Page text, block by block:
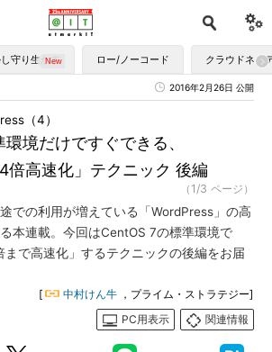
守り生かす ロー/ノーコード クラウドネイ
2016年2月26日 公開
境だけですぐできる、
倍高速化」テクニック 後編
（4）
（1/3 ページ）
での利用が増えている「WordPress」の高
本連載。今回はCentOS 7の標準環境で
で高速化」するテクニックの後編をお届
[ 中村けん牛 ，プライム・ストラテジー]
PC用表示
関連情報